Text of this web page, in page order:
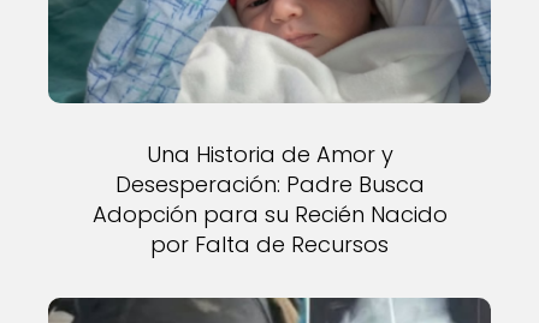
Una Historia de Amor y
Desesperación: Padre Busca
Adopción para su Recién Nacido
por Falta de Recursos